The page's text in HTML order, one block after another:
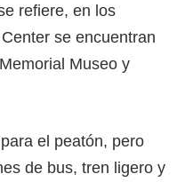
refiere, en los
se encuentran
Museo y
el peatón, pero
de bus, tren ligero y